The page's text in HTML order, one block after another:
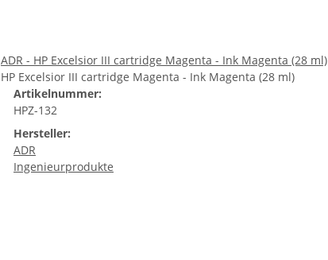
ADR - HP Excelsior III cartridge Magenta - Ink Magenta (28 ml)
HP Excelsior III cartridge Magenta - Ink Magenta (28 ml)
Artikelnummer:
HPZ-132
Hersteller:
ADR
Ingenieurprodukte